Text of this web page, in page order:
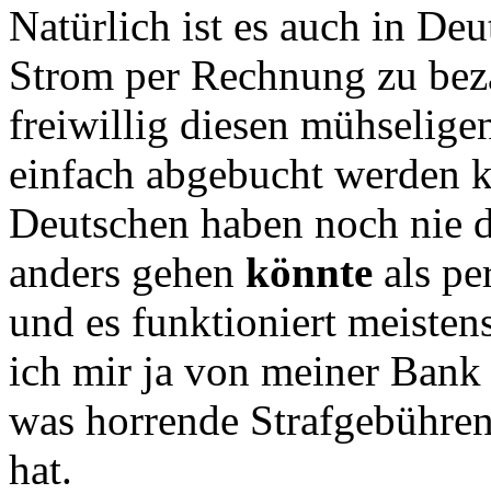
Natürlich ist es auch in
Strom per Rechnung zu
freiwillig diesen
einfach abgebucht werden
Deutschen haben noch nie
anders gehen könnte als
und es funktioniert
ich mir ja von meiner
was horrende
hat.